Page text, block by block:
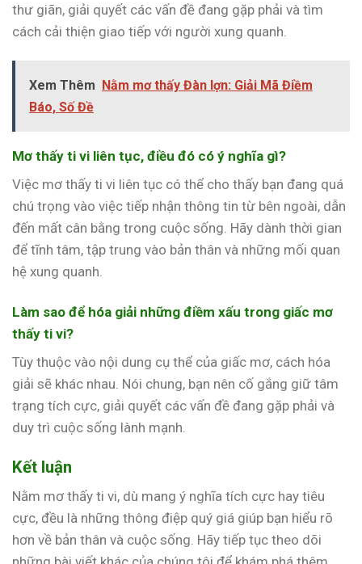
thư giãn, giải quyết các vấn đề đang gặp phải và tìm
cách cải thiện giao tiếp với người xung quanh.
Xem Thêm Nằm mơ thấy Đàn lợn: Giải Mã Điềm
Báo, Số Đề
Mơ thấy ti vi liên tục, điều đó có ý nghĩa gì?
Việc mơ thấy ti vi liên tục có thể cho thấy bạn đang quá
chú trọng vào việc tiếp nhận thông tin từ bên ngoài, dẫn
đến mất cân bằng trong cuộc sống. Hãy dành thời gian
để tĩnh tâm, tập trung vào bản thân và những mối quan
hệ xung quanh.
Làm sao để hóa giải những điềm xấu trong giấc mơ
thấy ti vi?
Tùy thuộc vào nội dung cụ thể của giấc mơ, cách hóa
giải sẽ khác nhau. Nói chung, bạn nên cố gắng giữ tâm
trạng tích cực, giải quyết các vấn đề đang gặp phải và
duy trì cuộc sống lành mạnh.
Kết luận
Nằm mơ thấy ti vi, dù mang ý nghĩa tích cực hay tiêu
cực, đều là những thông điệp quý giá giúp bạn hiểu rõ
hơn về bản thân và cuộc sống. Hãy tiếp tục theo dõi